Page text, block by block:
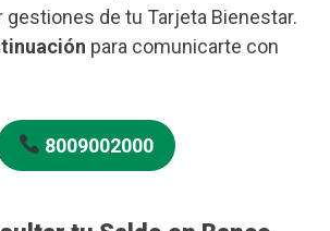
gestiones de tu Tarjeta Bienestar.
para comunicarte con
8009002000